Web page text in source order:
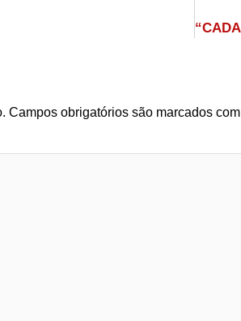
Campos obrigatórios são marcados com